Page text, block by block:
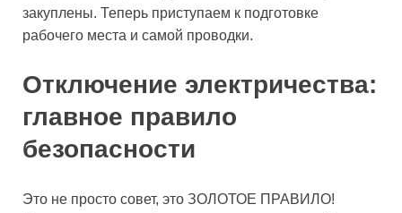
закуплены. Теперь приступаем к подготовке
рабочего места и самой проводки.
Отключение электричества:
главное правило
безопасности
Это не просто совет, это ЗОЛОТОЕ ПРАВИЛО!